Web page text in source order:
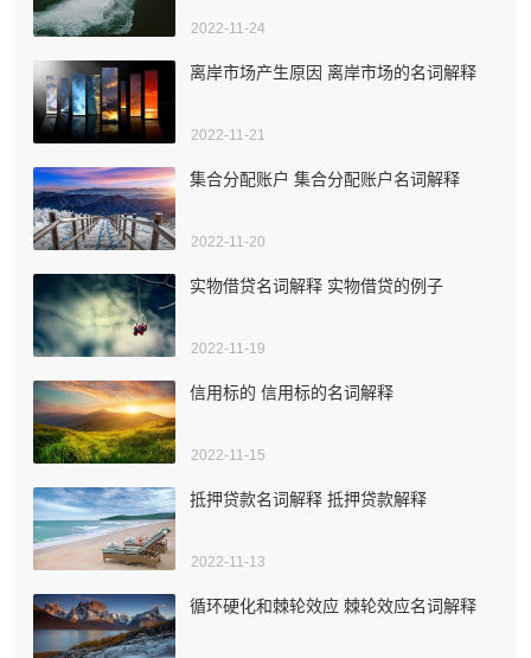
2022-11-24
离岸市场产生原因 离岸市场的名词解释
2022-11-21
集合分配账户 集合分配账户名词解释
2022-11-20
实物借贷名词解释 实物借贷的例子
2022-11-19
信用标的 信用标的名词解释
2022-11-15
抵押贷款名词解释 抵押贷款解释
2022-11-13
循环硬化和棘轮效应 棘轮效应名词解释